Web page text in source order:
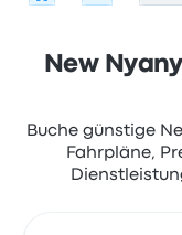
New
Buche günstige
Fahrpläne,